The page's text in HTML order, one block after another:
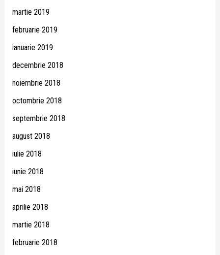
martie 2019
februarie 2019
ianuarie 2019
decembrie 2018
noiembrie 2018
octombrie 2018
septembrie 2018
august 2018
iulie 2018
iunie 2018
mai 2018
aprilie 2018
martie 2018
februarie 2018